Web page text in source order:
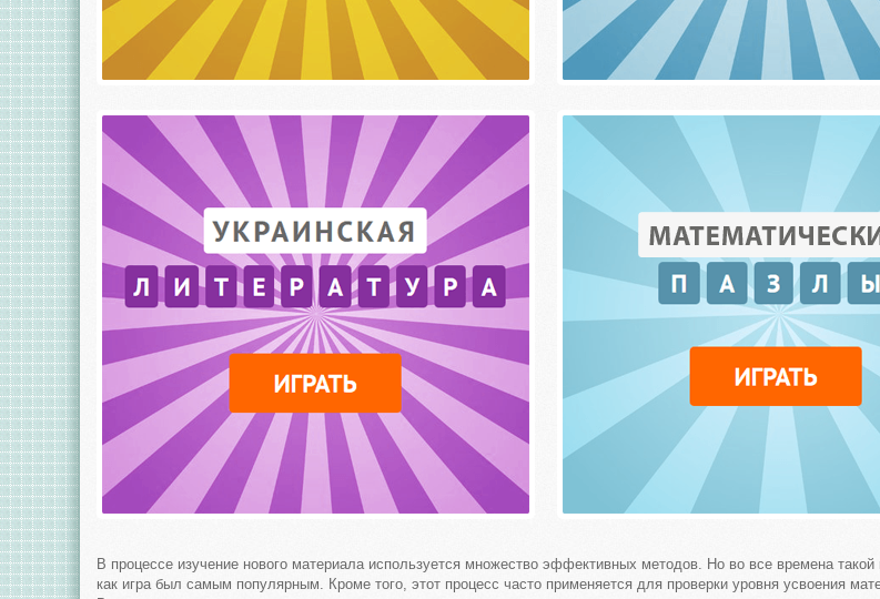
В процессе изучение нового материала используется множество эффективных методов. Но во все времена такой
как игра был самым популярным. Кроме того, этот процесс часто применяется для проверки уровня усвоения